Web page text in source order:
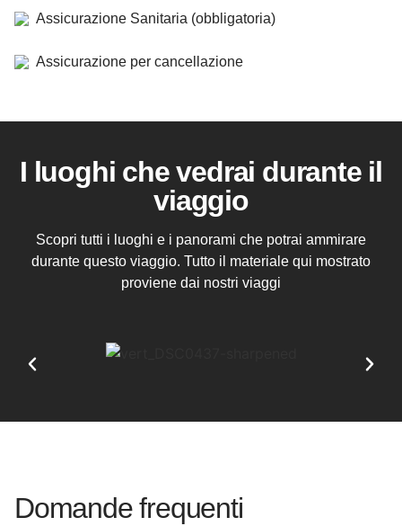
Assicurazione Sanitaria (obbligatoria)
Assicurazione per cancellazione
I luoghi che vedrai durante il
viaggio
Scopri tutti i luoghi e i panorami che potrai ammirare
durante questo viaggio. Tutto il materiale qui mostrato
proviene dai nostri viaggi
Domande frequenti